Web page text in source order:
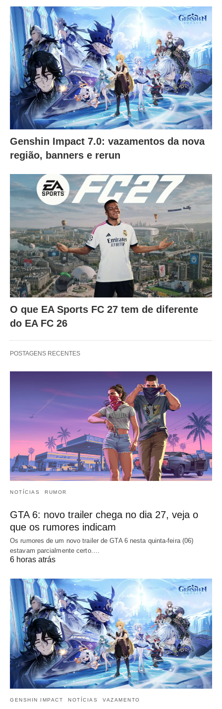
Genshin Impact 7.0: vazamentos da nova
região, banners e rerun
O que EA Sports FC 27 tem de diferente
do EA FC 26
POSTAGENS RECENTES
NOTÍCIAS RUMOR
GTA 6: novo trailer chega no dia 27, veja o
que os rumores indicam
Os rumores de um novo trailer de GTA 6 nesta quinta-feira (06)
estavam parcialmente certo.…
6 horas atrás
GENSHIN IMPACT NOTÍCIAS VAZAMENTO